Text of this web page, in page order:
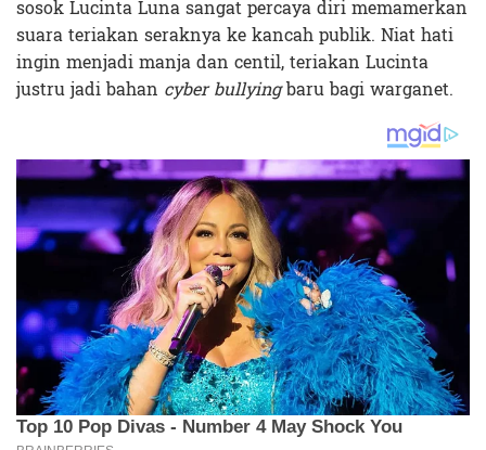
sosok Lucinta Luna sangat percaya diri memamerkan
suara teriakan seraknya ke kancah publik. Niat hati
ingin menjadi manja dan centil, teriakan Lucinta
justru jadi bahan cyber bullyingbaru bagi warganet.